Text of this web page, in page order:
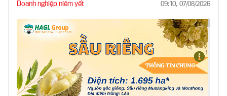
Doanh nghiệp niêm yết 09:10, 07/08/2026